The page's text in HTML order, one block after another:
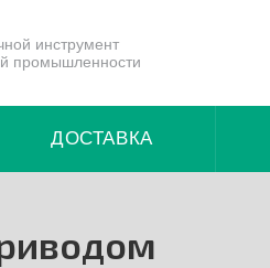
инструмент
промышленности
ДОСТАВКА